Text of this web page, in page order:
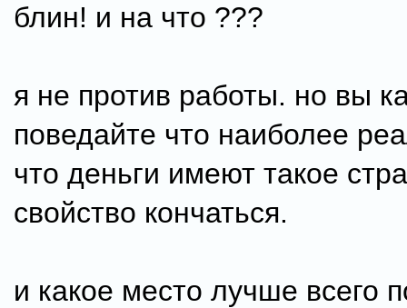
блин! и на что ???
я не против работы. но вы
поведайте что наиболее
что деньги имеют такое
свойство кончаться.
и какое место лучше всего